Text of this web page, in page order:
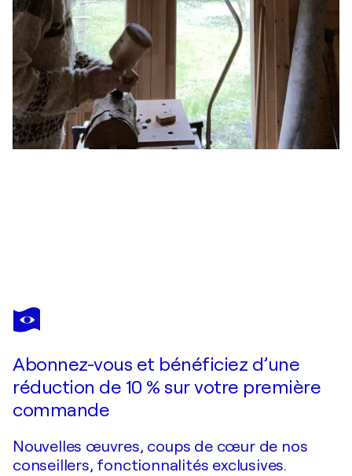
RANULF STREUFF
Möweninsel
Abonnez-vous et bénéficiez d’une
réduction de 10 % sur votre première
commande
Nouvelles œuvres, coups de cœur de nos
conseillers, fonctionnalités exclusives.